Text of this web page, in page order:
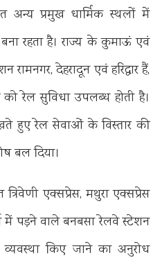
अन्य प्रमुख धार्मिक स्थलों में
रहता है। राज्य के कुमाऊं एवं
देहरादून एवं हरिद्वार हैं,
को रेल सुविधा उपलब्ध होती है।
हुए रेल सेवाओं के विस्तार की
बल दिया।
एक्सप्रेस, मथुरा एक्सप्रेस
में पड़ने वाले बनबसा रेलवे स्टेशन
किए जाने का अनुरोध